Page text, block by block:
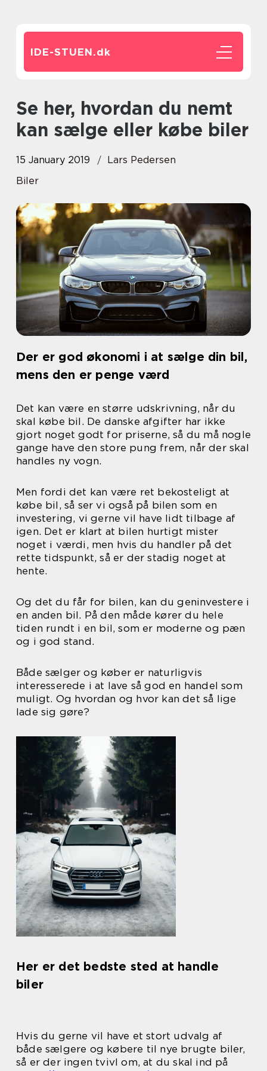
IDE-STUEN.dk
Se her, hvordan du nemt
kan sælge eller købe biler
15 January 2019
Lars Pedersen
Biler
Der er god økonomi i at sælge din bil,
mens den er penge værd
Det kan være en større udskrivning, når du
skal købe bil. De danske afgifter har ikke
gjort noget godt for priserne, så du må nogle
gange have den store pung frem, når der skal
handles ny vogn.
Men fordi det kan være ret bekosteligt at
købe bil, så ser vi også på bilen som en
investering, vi gerne vil have lidt tilbage af
igen. Det er klart at bilen hurtigt mister
noget i værdi, men hvis du handler på det
rette tidspunkt, så er der stadig noget at
hente.
Og det du får for bilen, kan du geninvestere i
en anden bil. På den måde kører du hele
tiden rundt i en bil, som er moderne og pæn
og i god stand.
Både sælger og køber er naturligvis
interesserede i at lave så god en handel som
muligt. Og hvordan og hvor kan det så lige
lade sig gøre?
Her er det bedste sted at handle
biler
Hvis du gerne vil have et stort udvalg af
både sælgere og købere til nye brugte biler,
så er der ingen tvivl om, at du skal ind på